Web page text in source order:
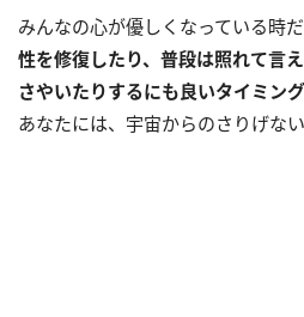
みんなの心が優しくなっている時だ
性を修復したり、普段は照れて言
さやいたりするにも良いタイミング
あなたには、宇宙からのさりげな